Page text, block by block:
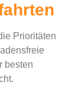
Prioritäten
besten